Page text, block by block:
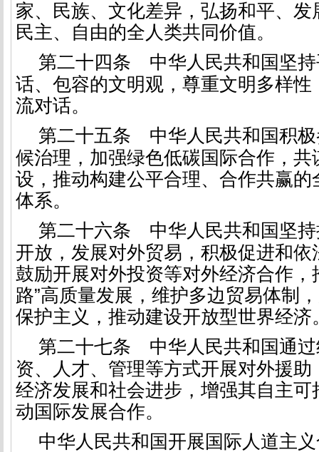
家、民族、文化差异，弘扬和平、
民主、自由的全人类共同价值。
第二十四条 中华人民共和国坚
话、包容的文明观，尊重文明多样性
流对话。
第二十五条 中华人民共和国积
候治理，加强绿色低碳国际合作，共
设，推动构建公平合理、合作共赢的
体系。
第二十六条 中华人民共和国坚
开放，发展对外贸易，积极促进和
鼓励开展对外投资等对外经济合作，
路”高质量发展，维护多边贸易体制
保护主义，推动建设开放型世界经济
第二十七条 中华人民共和国通
资、人才、管理等方式开展对外援
经济发展和社会进步，增强其自主可
动国际发展合作。
中华人民共和国开展国际人道主